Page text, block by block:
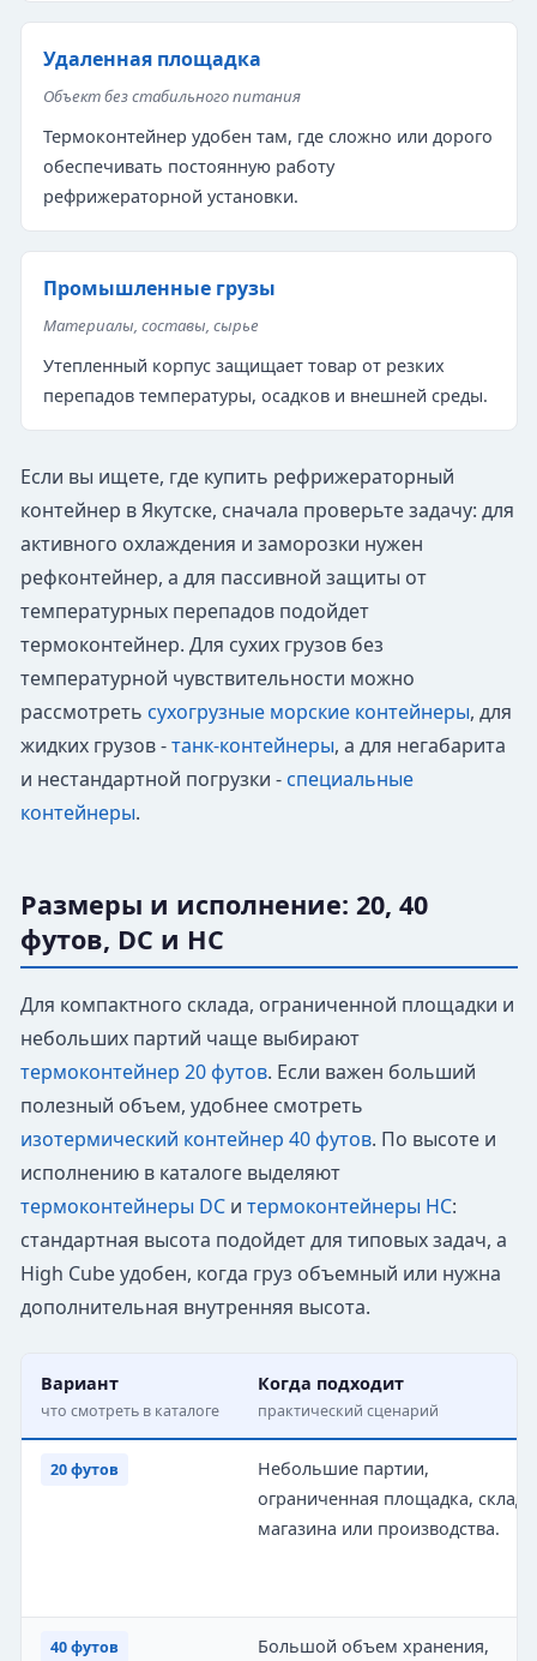
Удаленная площадка
Объект без стабильного питания
Термоконтейнер удобен там, где сложно или дорого
обеспечивать постоянную работу
рефрижераторной установки.
Промышленные грузы
Материалы, составы, сырье
Утепленный корпус защищает товар от резких
перепадов температуры, осадков и внешней среды.
Если вы ищете, где купить рефрижераторный
контейнер в Якутске, сначала проверьте задачу: для
активного охлаждения и заморозки нужен
рефконтейнер, а для пассивной защиты от
температурных перепадов подойдет
термоконтейнер. Для сухих грузов без
температурной чувствительности можно
рассмотреть сухогрузные морские контейнеры, для
жидких грузов -танк-контейнеры, а для негабарита
и нестандартной погрузки - специальные
контейнеры.
Размеры и исполнение: 20, 40
футов, DC и HC
Для компактного склада, ограниченной площадки и
небольших партий чаще выбирают
термоконтейнер 20 футов. Если важен больший
полезный объем, удобнее смотреть
изотермический контейнер 40 футов. По высоте и
исполнению в каталоге выделяют
термоконтейнеры DCи термоконтейнеры HC:
стандартная высота подойдет для типовых задач, а
High Cube удобен, когда груз объемный или нужна
дополнительная внутренняя высота.
Вариант
что смотреть в каталоге
Когда подходит
практический сценарий
20 футов
Небольшие партии,
ограниченная площадка, склад у
магазина или производства.
40 футов
Большой объем хранения,